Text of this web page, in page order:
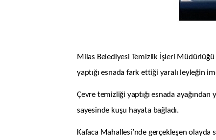
Milas Belediyesi Temizlik İşleri
yaptığı esnada fark ettiği yaralı leyleğin
Çevre temizliği yaptığı esnada
sayesinde kuşu hayata bağladı.
Kafaca Mahallesi’nde gerçekleşen